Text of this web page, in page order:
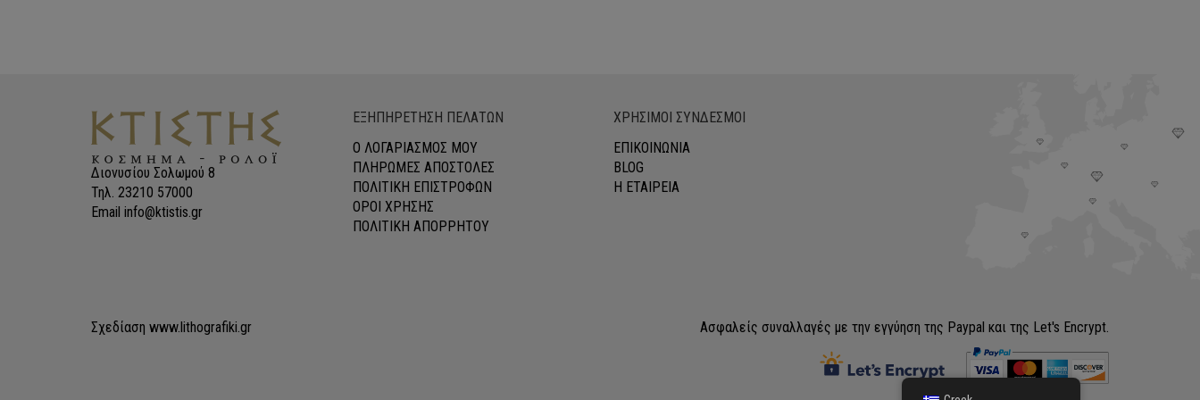
Διονυσίου Σολωμού 8
Τηλ. 23210 57000
Email info@ktistis.gr
ΕΞΗΠΗΡΕΤΗΣΗ ΠΕΛΑΤΩΝ
Ο ΛΟΓΑΡΙΑΣΜΟΣ ΜΟΥ
ΠΛΗΡΩΜΕΣ ΑΠΟΣΤΟΛΕΣ
ΠΟΛΙΤΙΚΗ ΕΠΙΣΤΡΟΦΩΝ
ΟΡΟΙ ΧΡΗΣΗΣ
ΠΟΛΙΤΙΚΗ ΑΠΟΡΡΗΤΟΥ
ΧΡΗΣΙΜΟΙ ΣΥΝΔΕΣΜΟΙ
ΕΠΙΚΟΙΝΩΝΙΑ
BLOG
Η ΕΤΑΙΡΕΙΑ
Σχεδίαση www.lithografiki.gr Ασφαλείς συναλλαγές με την εγγύηση της Paypal και της Let's Encrypt.